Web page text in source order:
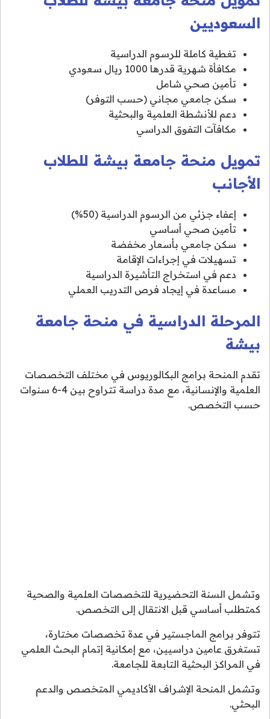
السعوديين
تغطية كاملة للرسوم الدراسية
مكافأة شهرية قدرها 1000 ريال سعودي
تأمين صحي شامل
سكن جامعي مجاني (حسب التوفر)
دعم للأنشطة العلمية والبحثية
مكافآت التفوق الدراسي
تمويل منحة جامعة بيشة للطلاب
الأجانب
إعفاء جزئي من الرسوم الدراسية (50%)
تأمين صحي أساسي
سكن جامعي بأسعار مخفضة
تسهيلات في إجراءات الإقامة
دعم في استخراج التأشيرة الدراسية
مساعدة في إيجاد فرص التدريب العملي
المرحلة الدراسية في منحة جامعة
بيشة
تقدم المنحة برامج البكالوريوس في مختلف التخصصات
العلمية والإنسانية، مع مدة دراسة تتراوح بين 4-6 سنوات
حسب التخصص.
وتشمل السنة التحضيرية للتخصصات العلمية والصحية
كمتطلب أساسي قبل الانتقال إلى التخصص.
تتوفر برامج الماجستير في عدة تخصصات مختارة،
تستغرق عامين دراسيين، مع إمكانية إتمام البحث العلمي
في المراكز البحثية التابعة للجامعة.
وتشمل المنحة الإشراف الأكاديمي المتخصص والدعم
البحثي.